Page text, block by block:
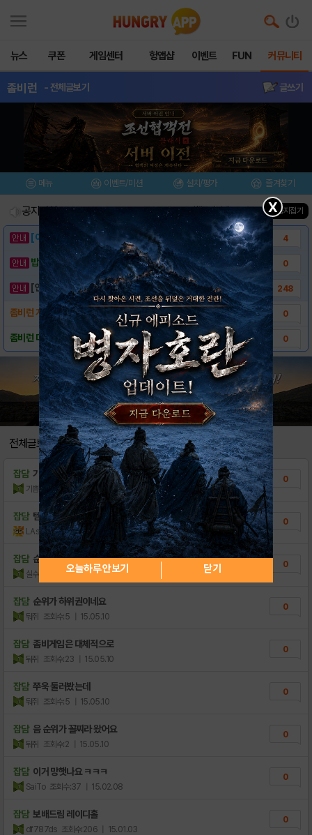
뉴스 쿠폰 게임센터 헝앱샵 이벤트 FUN 커뮤니티
좀비런 - 전체글보기 글쓰기
메뉴 이벤트/미션 설치/평가 즐겨찾기
공지사항 진행중인 이벤트 ▲ 공지접기
[이벤트] 웃음으로 매일매일 해피! 유머 게시.. 4
밥알이의 헝앱통신 ⑲ “밥알이, 드디어 멀티를.. 0
[안내] 헝그리앱 필수 상식! 밥알 획득 안내.. 248
좀비런 게임소개! 0
좀비런 다운로드 링크 0
전체글보기
잡담 기쁨연구소 플레져랩 우머나이저 할인 및 사은품
기쁨연구소플래져랩 조회수:11 | 19.08.13
0
잡담 템플런
LAsahi 조회수:19 | 18.11.27
0
잡담 순위보고 어떤건가 들렸다가 보고 갑니다 . ...
실수는없어야한다 조회수:6 | 15.05.18
0
잡담 순위가 하위권이네요
둬쥐 조회수:5 | 15.05.10
0
잡담 좀비게임은 대체적으로
둬쥐 조회수:23 | 15.05.10
0
잡담 쭈욱 둘러봤는데
둬쥐 조회수:5 | 15.05.10
0
잡담 음 순위가 꼴찌라 왔어요
둬쥐 조회수:2 | 15.05.10
0
잡담 이거 망햇나요 ㅋㅋㅋ
SaiTo 조회수:37 | 15.02.08
0
잡담 보배드림 레이디홀
df787ds 조회수:206 | 15.01.03
0
X
오늘하루 안보기 닫기